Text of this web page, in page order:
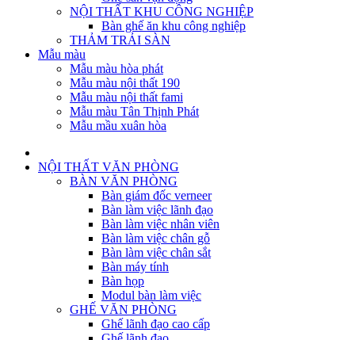
NỘI THẤT KHU CÔNG NGHIỆP
Bàn ghế ăn khu công nghiệp
THẢM TRẢI SÀN
Mẫu màu
Mẫu màu hòa phát
Mẫu màu nội thất 190
Mẫu màu nội thất fami
Mẫu màu Tân Thịnh Phát
Mẫu mầu xuân hòa
NỘI THẤT VĂN PHÒNG
BÀN VĂN PHÒNG
Bàn giám đốc verneer
Bàn làm việc lãnh đạo
Bàn làm việc nhân viên
Bàn làm việc chân gỗ
Bàn làm việc chân sắt
Bàn máy tính
Bàn họp
Modul bàn làm việc
GHẾ VĂN PHÒNG
Ghế lãnh đạo cao cấp